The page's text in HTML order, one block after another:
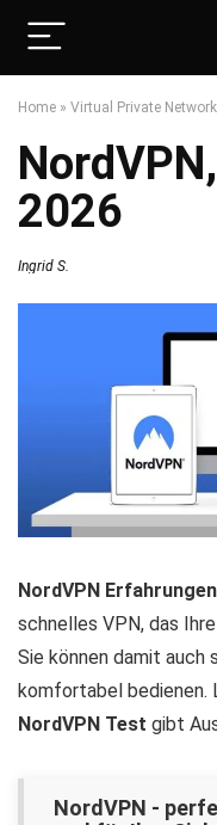
Home » Virtual Private
2026
Ingrid S.
NordVPN
schnelles VPN, das
Sie können damit auch
komfortabel bedienen.
NordVPN Test gibt
NordVPN -